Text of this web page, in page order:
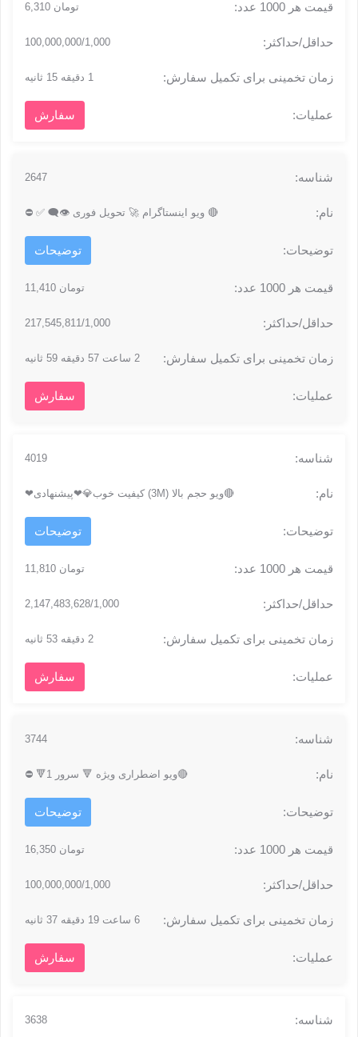
تومان 6,310
100,000,000/1,000
1 دقیقه 15 ثانیه
سفارش
2647
🔴 ویو اینستاگرام 🚀 تحویل فوری 👁🗨 ✅ ⛔
توضیحات
تومان 11,410
217,545,811/1,000
2 ساعت 57 دقیقه 59 ثانیه
سفارش
4019
🔴ویو حجم بالا (3M) کیفیت خوب💎❤پیشنهادی❤
توضیحات
تومان 11,810
2,147,483,628/1,000
2 دقیقه 53 ثانیه
سفارش
3744
🔴ویو اضطراری ویژه 🔻 سرور 1🔻 ⛔
توضیحات
تومان 16,350
100,000,000/1,000
6 ساعت 19 دقیقه 37 ثانیه
سفارش
3638